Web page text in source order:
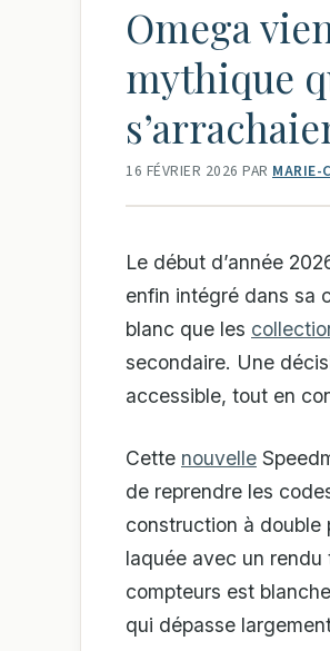
Omega
mythique
16 FÉVRIER 2026 PAR MARIE-
Le début d’année
enfin intégré dans sa
blanc que les
secondaire. Une
accessible, tout en
Cette nouvelle
de reprendre les
construction à double
laquée avec un
compteurs est
qui dépasse